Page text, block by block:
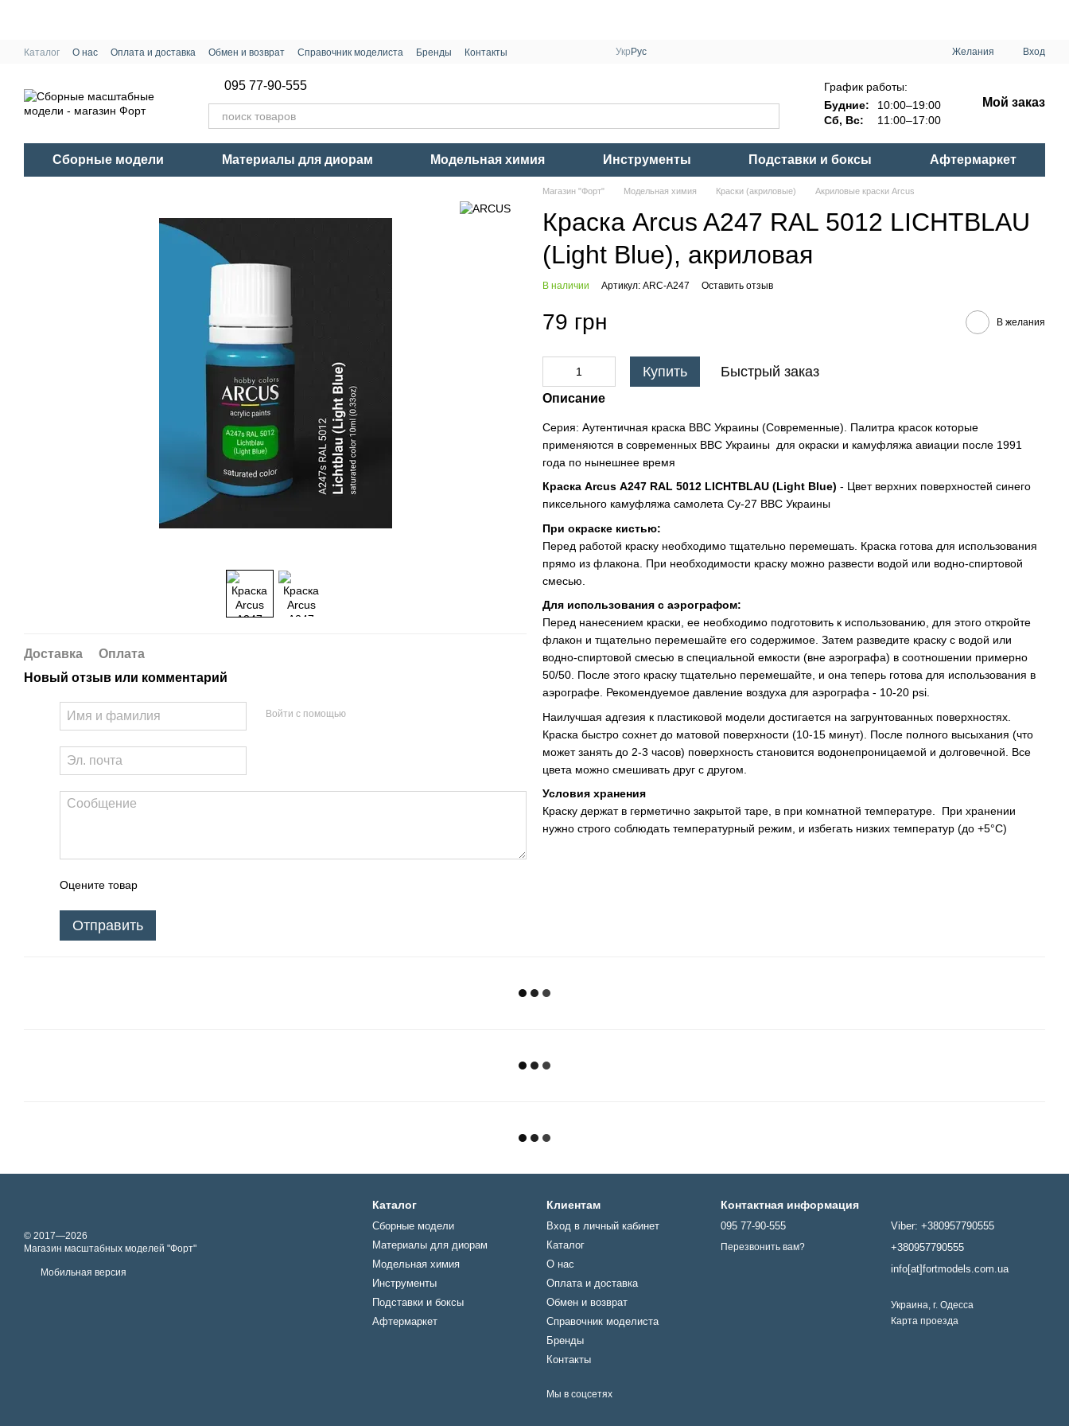
Каталог О нас Оплата и доставка Обмен и возврат Справочник моделиста Бренды Контакты Укр Рус Желания Вход
095 77-90-555
График работы:
Будние:
10:00–19:00
Сб, Вс:
11:00–17:00
Мой заказ
Сборные модели Материалы для диорам Модельная химия Инструменты Подставки и боксы Афтермаркет
Доставка
Оплата
Новый отзыв или комментарий
Войти с помощью
Оцените товар
Отправить
Магазин "Форт" Модельная химия Краски (акриловые) Акриловые краcки Arcus
Краска Arcus A247 RAL 5012 LICHTBLAU
(Light Blue), акриловая
В наличии Артикул: ARC-A247 Оставить отзыв
79 грн В желания
Купить Быстрый заказ
Описание
Серия: Аутентичная краска ВВС Украины (Современные). Палитра красок которые
применяются в современных ВВС Украины для окраски и камуфляжа авиации после 1991
года по нынешнее время
Краска Arcus А247 RAL 5012 LICHTBLAU (Light Blue) - Цвет верхних поверхностей синего
пиксельного камуфляжа самолета Су-27 ВВС Украины
При окраске кистью:
Перед работой краску необходимо тщательно перемешать. Краска готова для использования
прямо из флакона. При необходимости краску можно развести водой или водно-спиртовой
смесью.
Для использования с аэрографом:
Перед нанесением краски, ее необходимо подготовить к использованию, для этого откройте
флакон и тщательно перемешайте его содержимое. Затем разведите краску с водой или
водно-спиртовой смесью в специальной емкости (вне аэрографа) в соотношении примерно
50/50. После этого краску тщательно перемешайте, и она теперь готова для использования в
аэрографе. Рекомендуемое давление воздуха для аэрографа - 10-20 psi.
Наилучшая адгезия к пластиковой модели достигается на загрунтованных поверхностях.
Краска быстро сохнет до матовой поверхности (10-15 минут). После полного высыхания (что
может занять до 2-3 часов) поверхность становится водонепроницаемой и долговечной. Все
цвета можно смешивать друг с другом.
Условия хранения
Краску держат в герметично закрытой таре, в при комнатной температуре. При хранении
нужно строго соблюдать температурный режим, и избегать низких температур (до +5‎°C)
© 2017—2026
Магазин масштабных моделей "Форт"
Мобильная версия
Каталог
Сборные модели
Материалы для диорам
Модельная химия
Инструменты
Подставки и боксы
Афтермаркет
Клиентам
Вход в личный кабинет
Каталог
О нас
Оплата и доставка
Обмен и возврат
Справочник моделиста
Бренды
Контакты
Мы в соцсетях
Контактная информация
095 77-90-555
Перезвонить вам?
Viber: +380957790555
+380957790555
info[at]fortmodels.com.ua
Украина, г. Одесса
Карта проезда